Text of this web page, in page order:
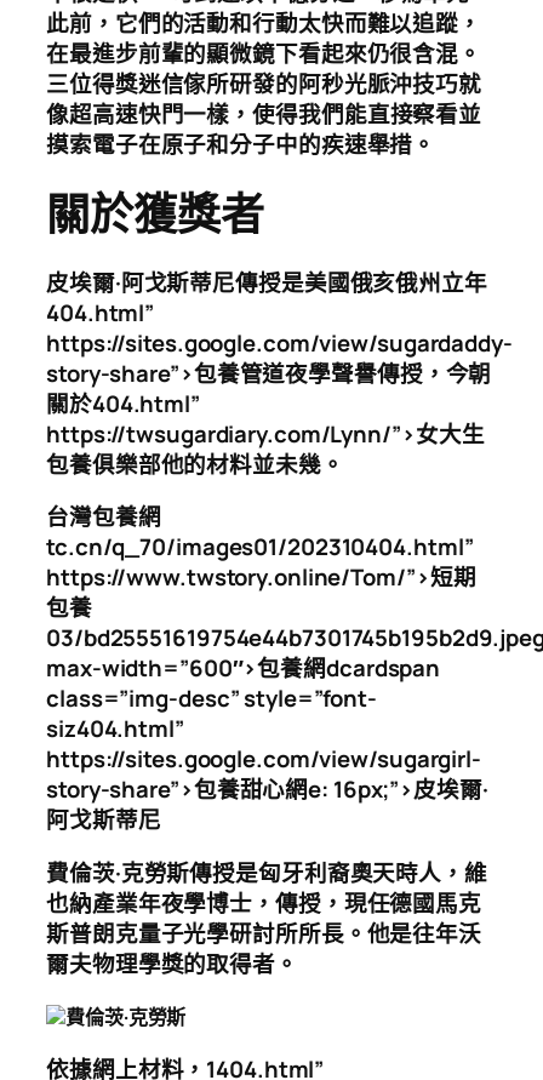
此前，它們的活動和行動太快而難以追蹤，
在最進步前輩的顯微鏡下看起來仍很含混。
三位得獎迷信傢所研發的阿秒光脈沖技巧就
像超高速快門一樣 ，使得我們能直接察看並
摸索電子在原子和分子中的疾速舉措。
關於獲獎者
皮埃爾·阿戈斯蒂尼傳授是美國俄亥俄州立年
404.html”
https://sites.google.com/view/sugardaddy-
story-share”>包養管道夜學聲譽傳授，今朝
關於404.html”
https://twsugardiary.com/Lynn/”>女大生
包養俱樂部他的材料並未幾。
台灣包養網
tc.cn/q_70/images01/202310404.html”
https://www.twstory.online/Tom/”>短期
包養
03/
max-width=”600″>包養網dcardspan
class=”img-desc” style=”font-
siz404.html”
https://sites.google.com/view/sugargirl-
story-share”>包養甜心網e: 16px;”>皮埃爾·
阿戈斯蒂尼
費倫茨·克勞斯傳授是匈牙利裔奧天時人，維
也納產業年夜學博士，傳授，現任德國馬克
斯普朗克量子光學研討所所長。他是往年沃
爾夫物理學獎的取得者。
費倫茨·克勞斯
依據網上材料，1404.html”